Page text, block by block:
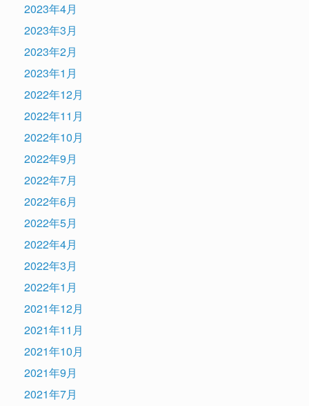
2023年4月
2023年3月
2023年2月
2023年1月
2022年12月
2022年11月
2022年10月
2022年9月
2022年7月
2022年6月
2022年5月
2022年4月
2022年3月
2022年1月
2021年12月
2021年11月
2021年10月
2021年9月
2021年7月